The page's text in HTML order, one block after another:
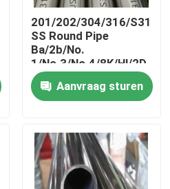
201/202/304/316/
SS Round Pipe
Ba/2b/No.
1/No.3/No.4/8K/Hl/2D
Material Grade Rust
Proof YesAanvraag sturen